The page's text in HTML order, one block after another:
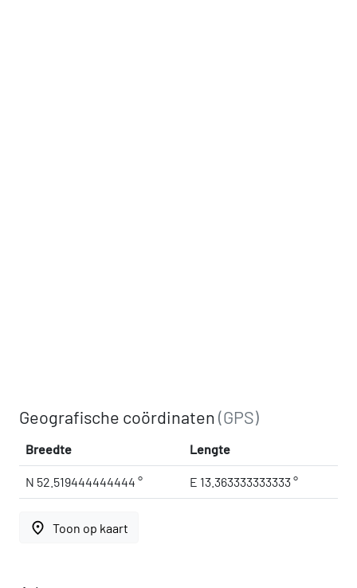
Geografische coördinaten(GPS)
Breedte Lengte
N 52.519444444444 ° E 13.363333333333 °
place Toon op kaart